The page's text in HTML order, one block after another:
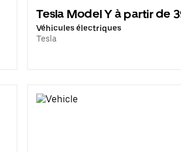
Tesla Model Y à partir de
Véhicules électriques
Tesla